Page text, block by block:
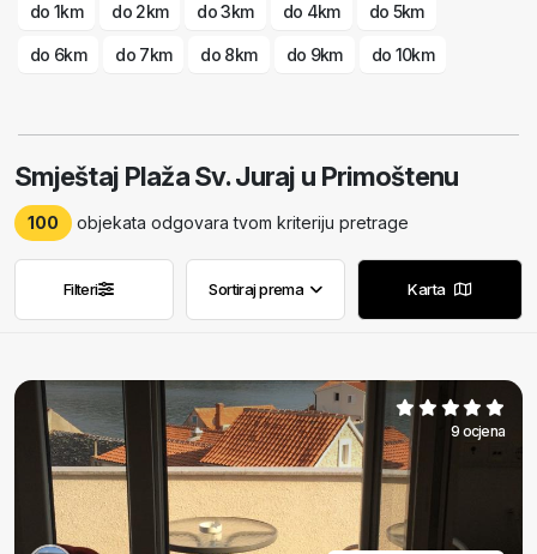
do 1km do 2km do 3km do 4km do 5km
do 6km do 7km do 8km do 9km do 10km
Smještaj Plaža Sv. Juraj u Primoštenu
100 objekata odgovara tvom kriteriju pretrage
Ukloni filtere
Filteri Ukloni filtere
Sortiraj prema Karta
9 ocjena